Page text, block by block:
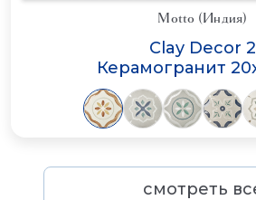
Motto (Индия)
Clay Decor 2
Керамогранит
смотреть